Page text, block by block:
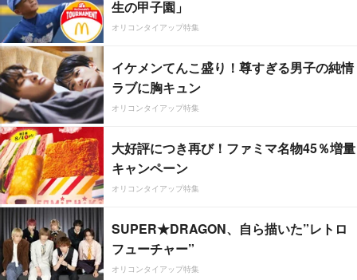
生の甲子園」
オリコンタイアップ特集
イケメンてんこ盛り！尊すぎる男子の純情
ラブに胸キュン
オリコンタイアップ特集
大好評につき再び！ファミマ名物45％増量
キャンペーン
オリコンタイアップ特集
SUPER★DRAGON、自ら描いた”レトロ
フューチャー”
オリコンタイアップ特集